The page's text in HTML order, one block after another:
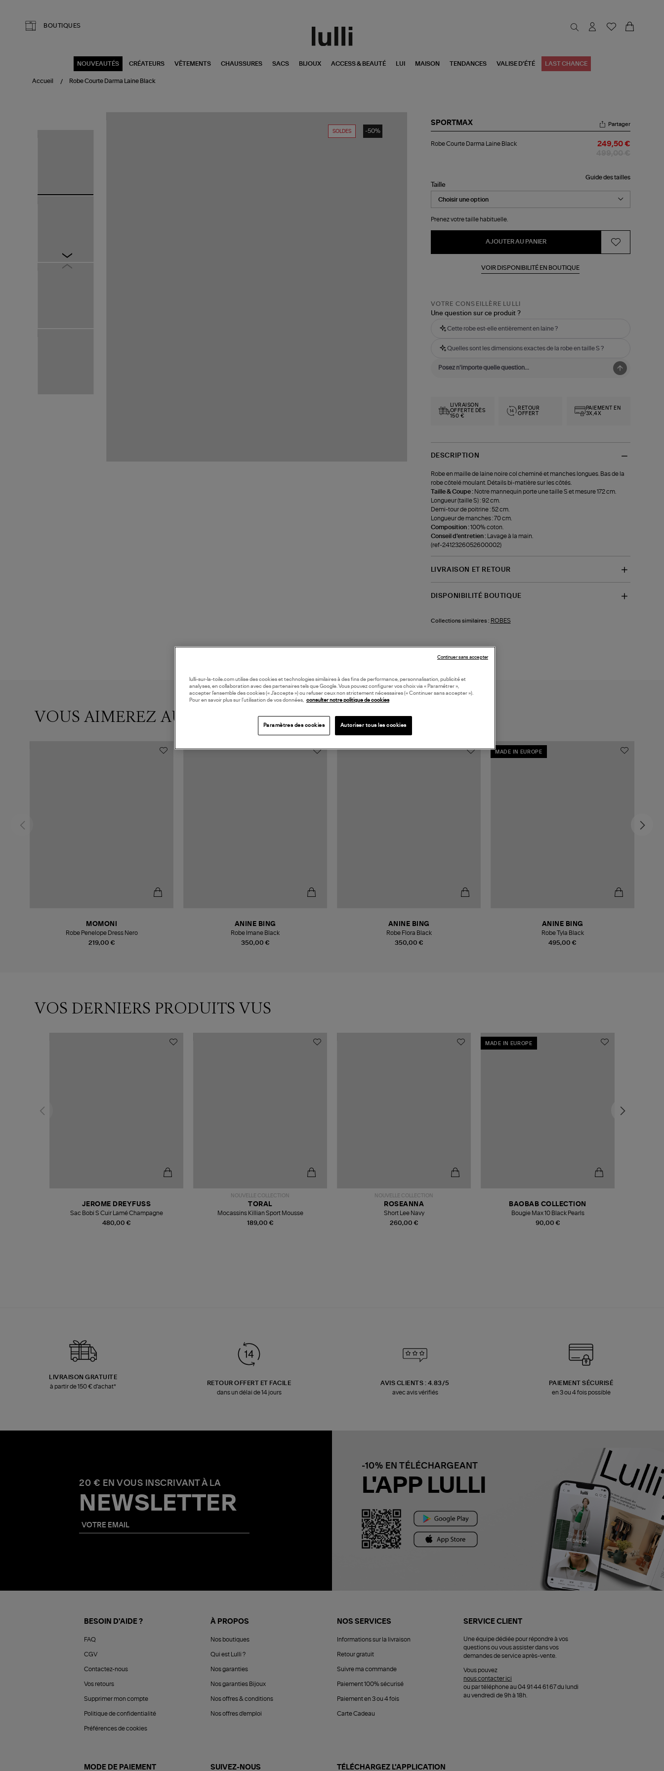
BOUTIQUES
NOUVEAUTÉS CRÉATEURS VÊTEMENTS CHAUSSURES SACS BIJOUX ACCESS & BEAUTÉ LUI MAISON TENDANCES VALISE D'ÉTÉ LAST CHANCE
Accueil Robe Courte Darma Laine Black
SOLDES -50%
SPORTMAX
Courte
Partager
Robe Courte Darma Laine Black 249,50 €
Guide des tailles
Taille
Prenez votre taille habituelle.
AJOUTER AU PANIER
VOIR DISPONIBILITÉ EN BOUTIQUE
VOTRE CONSEILLÈRE LULLI
Une question sur ce produit ?
Cette robe est-elle entièrement en laine ?
Quelles sont les dimensions exactes de la robe en taille S ?
LIVRAISON
OFFERTE DÈS
150 €
RETOUR
OFFERT
PAIEMENT EN
3X,4X
DESCRIPTION
Robe en maille de laine noire col cheminé et manches longues. Bas de la
robe côtelé moulant. Détails bi-matière sur les côtés.
Taille & Coupe : Notre mannequin porte une taille S et mesure 172 cm.
Longueur (taille S) : 92 cm.
Demi-tour de poitrine : 52 cm.
Longueur de manches : 70 cm.
Composition :100% coton.
Conseil d'entretien :
Lavage à la main.
(ref-2412326052600002)
LIVRAISON ET RETOUR
DISPONIBILITÉ BOUTIQUE
Collections similaires : ROBES
VOUS AIMEREZ AUSSI
219,00 €
MOMONI
Robe Penelope Dress Nero
350,00 €
ANINE BING
Robe Imane Black
350,00 €
ANINE BING
Robe Flora Black
MADE IN EUROPE
495,00 €
ANINE BING
Robe Tyla Black
VOS DERNIERS PRODUITS VUS
480,00 €
JEROME DREYFUSS
Sac Bobi S Cuir Lamé Champagne
NOUVELLE COLLECTION
189,00 €
TORAL
Mocassins Killian Sport Mousse
NOUVELLE COLLECTION
260,00 €
ROSEANNA
Short Lee Navy
MADE IN EUROPE
90,00 €
BAOBAB COLLECTION
Bougie Max 10 Black Pearls
LIVRAISON GRATUITE
à partir de 150 € d'achat*
RETOUR OFFERT ET FACILE
dans un délai de 14 jours
AVIS CLIENTS : 4.83/5
avec avis vérifiés
PAIEMENT SÉCURISÉ
en 3 ou 4 fois possible
20 € EN VOUS INSCRIVANT À LA
NEWSLETTER
-10% EN TÉLÉCHARGEANT
L'APP LULLI
BESOIN D'AIDE ?
FAQ
CGV
Contactez-nous
Vos retours
Supprimer mon compte
Politique de confidentialité
Préférences de cookies
À PROPOS
Nos boutiques
Qui est Lulli ?
Nos garanties
Nos garanties Bijoux
Nos offres & conditions
Nos offres d'emploi
NOS SERVICES
Informations sur la livraison
Retour gratuit
Suivre ma commande
Paiement 100% sécurisé
Paiement en 3 ou 4 fois
Carte Cadeau
SERVICE CLIENT
Une équipe dédiée pour répondre à vos
questions ou vous assister dans vos
demandes de service après-vente.
Vous pouvez
nous contacter ici
ou par téléphone au 04 91 44 61 67 du lundi
au vendredi de 9h à 18h.
MODE DE PAIEMENT SUIVEZ-NOUS TÉLÉCHARGEZ L'APPLICATION
lulli-sur-la-toile.com utilise des cookies et technologies similaires à des fins de performance, personnalisation, publicité et
analyses, en collaboration avec des partenaires tels que Google. Vous pouvez configurer vos choix via « Paramétrer »,
accepter l’ensemble des cookies (« J’accepte ») ou refuser ceux non strictement nécessaires (« Continuer sans accepter »).
Pour en savoir plus sur l’utilisation de vos données, consulter notre politique de cookies
Paramètres des cookies Autoriser tous les cookies
Continuer sans accepter